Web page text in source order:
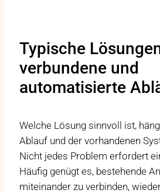
Typische
verbundene und
automatisierte
Welche Lösung sinnvoll ist,
Ablauf und der vorhandenen
Nicht jedes Problem erfordert
Häufig genügt es, bestehende
miteinander zu verbinden,